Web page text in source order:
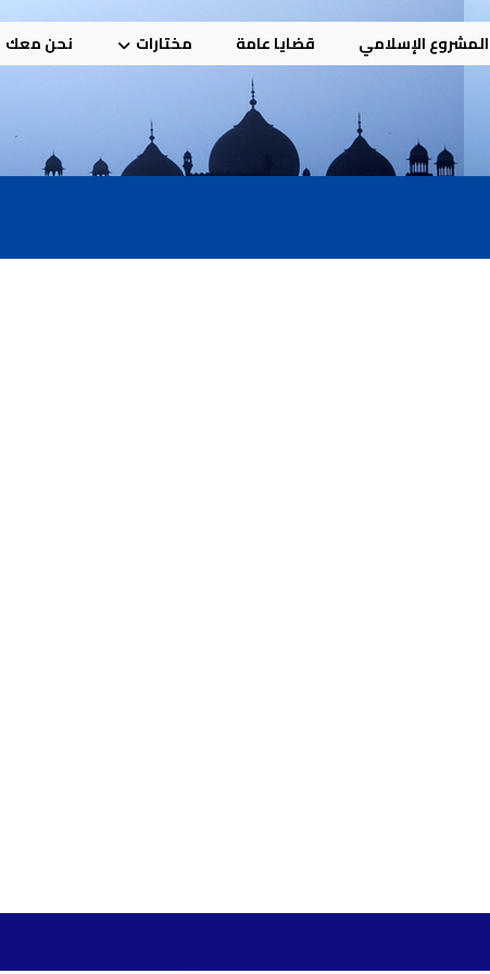
المشروع الإسلامي قضايا عامة مختارات نحن معك